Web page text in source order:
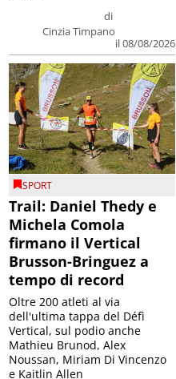
di
Cinzia Timpano
il 08/08/2026
SPORT
Trail: Daniel Thedy e
Michela Comola
firmano il Vertical
Brusson-Bringuez a
tempo di record
Oltre 200 atleti al via
dell'ultima tappa del Défì
Vertical, sul podio anche
Mathieu Brunod, Alex
Noussan, Miriam Di Vincenzo
e Kaitlin Allen